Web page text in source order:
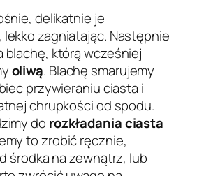
delikatnie je
zagniatając. Następnie
blachę, którą wcześniej
oliwą. Blachę smarujemy
przywieraniu ciasta i
chrupkości od spodu.
do rozkładania ciasta
to zrobić ręcznie,
środka na zewnątrz, lub